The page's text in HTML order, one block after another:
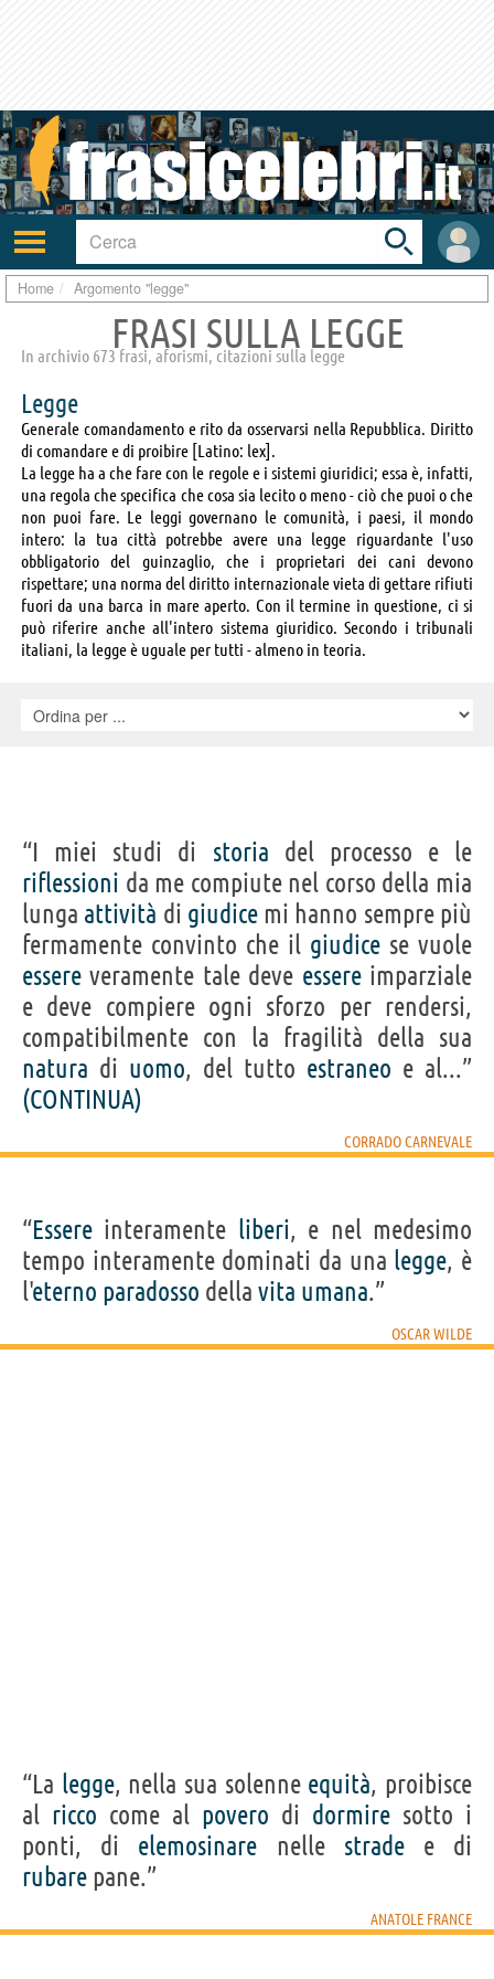
Attiva/disattiva
navigazione
User
area
Toggle
search
bar
Home Argomento "legge"
FRASI SULLA LEGGE
In archivio 673 frasi, aforismi, citazioni sulla legge
Legge
Generale comandamento e rito da osservarsi nella Repubblica. Diritto
di comandare e di proibire [Latino: lex].
La legge ha a che fare con le regole e i sistemi giuridici; essa è, infatti,
una regola che specifica che cosa sia lecito o meno - ciò che puoi o che
non puoi fare. Le leggi governano le comunità, i paesi, il mondo
intero: la tua città potrebbe avere una legge riguardante l'uso
obbligatorio del guinzaglio, che i proprietari dei cani devono
rispettare; una norma del diritto internazionale vieta di gettare rifiuti
fuori da una barca in mare aperto. Con il termine in questione, ci si
può riferire anche all'intero sistema giuridico. Secondo i tribunali
italiani, la legge è uguale per tutti - almeno in teoria.
“I miei studi di storia del processo e le
riflessioni da me compiute nel corso della mia
lunga attività di giudicemi hanno sempre più
fermamente convinto che il giudice se vuole
essere veramente tale deve essereimparziale
e deve compiere ogni sforzo per rendersi,
compatibilmente con la fragilità della sua
natura di uomo, del tutto estraneo e al...”
(CONTINUA)
CORRADO CARNEVALE
“Essere interamente liberi, e nel medesimo
tempo interamente dominati da una legge, è
l'eterno paradosso della vita umana.”
OSCAR WILDE
“La legge, nella sua solenne equità, proibisce
al ricco come al povero di dormire sotto i
ponti, di elemosinare nelle stradee di
rubare pane.”
ANATOLE FRANCE